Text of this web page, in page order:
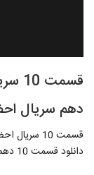
دهم سریال
قسمت 10 سریال احضار(کامل)(قانونی)|قسمت دهم سریال احضار
دانلود قسمت 10 دهم سریال احضار در لینک زیر